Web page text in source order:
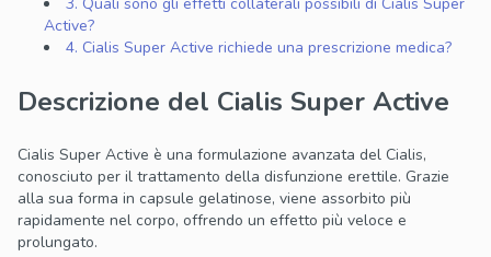
Active?
4. Cialis Super Active richiede una prescrizione medica?
Descrizione del Cialis Super Active
Cialis Super Active è una formulazione avanzata del Cialis,
conosciuto per il trattamento della disfunzione erettile. Grazie
alla sua forma in capsule gelatinose, viene assorbito più
rapidamente nel corpo, offrendo un effetto più veloce e
prolungato.